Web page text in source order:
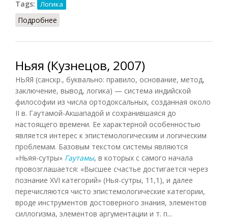
Tags:
Логика
Подробнее
Ньяя (Кузнецов, 2007)
НЬЯЯ (санскр., буквально: правило, основание, метод,
заключение, вывод, логика) — система индийской
философии из числа ортодоксальных, созданная около
II в. Гаутамой-Акшападой и сохранившаяся до
настоящего времени. Ее характерной особенностью
является интерес к эпистемологическим и логическим
проблемам. Базовым текстом системы являются
«Ньяя-сутры» Гаутамы, в которых с самого начала
провозглашается: «Высшее счастье достигается через
познание XVI категорий» (Нья-сутры, 11,1), и далее
перечисляются чисто эпистемологические категории,
вроде инструментов достоверного знания, элементов
силлогизма, элементов аргументации и т. п...